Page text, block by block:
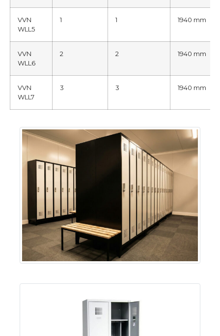
VVN
WLL5
1 1 1940 mm
VVN
WLL6
2 2 1940 mm
VVN
WLL7
3 3 1940 mm